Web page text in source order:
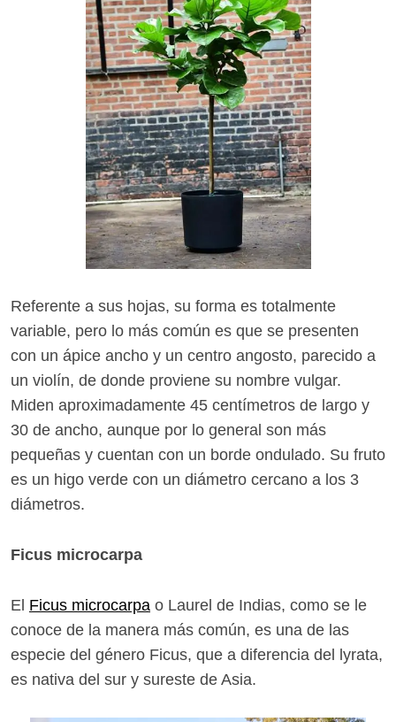
Referente a sus hojas, su forma es totalmente
variable, pero lo más común es que se presenten
con un ápice ancho y un centro angosto, parecido a
un violín, de donde proviene su nombre vulgar.
Miden aproximadamente 45 centímetros de largo y
30 de ancho, aunque por lo general son más
pequeñas y cuentan con un borde ondulado. Su fruto
es un higo verde con un diámetro cercano a los 3
diámetros.
Ficus microcarpa
El Ficus microcarpa o Laurel de Indias, como se le
conoce de la manera más común, es una de las
especie del género Ficus, que a diferencia del lyrata,
es nativa del sur y sureste de Asia.